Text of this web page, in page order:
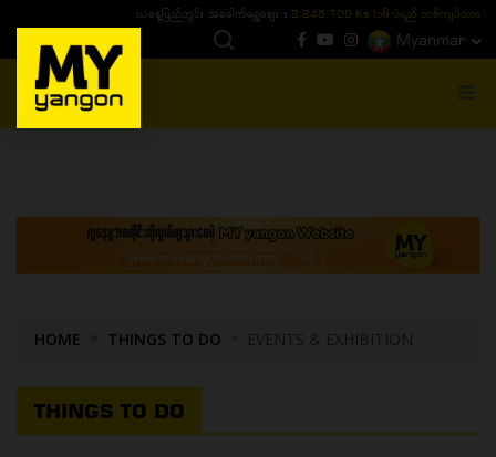
ယနေ့ပြည်တွင်း ၁၅ ပဲရည်ရွှေဈေး :3,770,000 - ပြင်ပပေါက်စျေး (၁၆ ပဲရည် တစ်ကျပ်
Myanmar
MENU
HOME THINGS TO DO EVENTS & EXHIBITION
THINGS TO DO